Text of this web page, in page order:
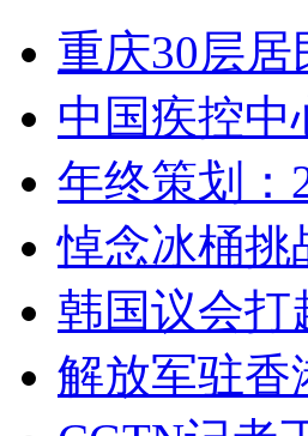
重庆30层
中国疾控中
年终策划：
悼念冰桶挑
韩国议会打
解放军驻香